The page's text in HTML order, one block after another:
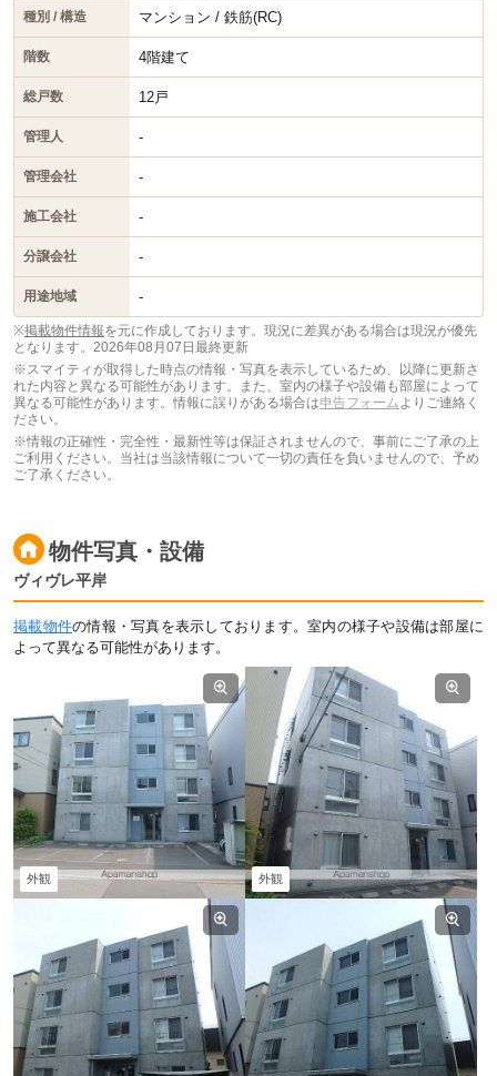
種別 / 構造 マンション / 鉄筋(RC)
階数 4階建て
総戸数 12戸
管理人 -
管理会社 -
施工会社 -
分譲会社 -
用途地域 -
※掲載物件情報を元に作成しております。現況に差異がある場合は現況が優先
となります。 2026年08月07日最終更新
※スマイティが取得した時点の情報・写真を表示しているため、以降に更新さ
れた内容と異なる可能性があります。また、室内の様子や設備も部屋によって
異なる可能性があります。情報に誤りがある場合は申告フォーム よりご連絡く
ださい。
※情報の正確性・完全性・最新性等は保証されませんので、事前にご了承の上
ご利用ください。当社は当該情報について一切の責任を負いませんので、予め
ご了承ください。
物件写真・設備
ヴィヴレ平岸
掲載物件の情報・写真を表示しております。室内の様子や設備は部屋に
よって異なる可能性があります。
外観 外観